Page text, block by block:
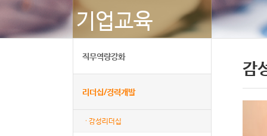
기업교육
직무역량강화
리더십/경력개발
· 감성리더십
감